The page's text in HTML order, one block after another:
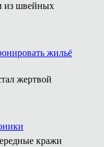
из швейных
жильё
жертвой
кражи